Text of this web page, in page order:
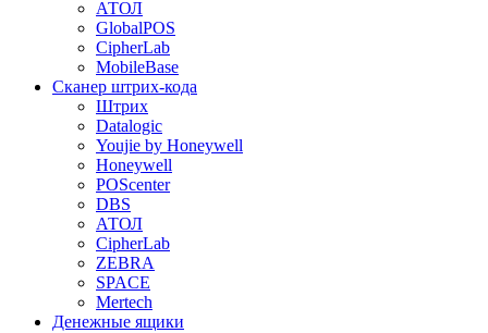
АТОЛ
GlobalPOS
CipherLab
MobileBase
Сканер штрих-кода
Штрих
Datalogic
Youjie by Honeywell
Honeywell
POScenter
DBS
АТОЛ
CipherLab
ZEBRA
SPACE
Mertech
Денежные ящики